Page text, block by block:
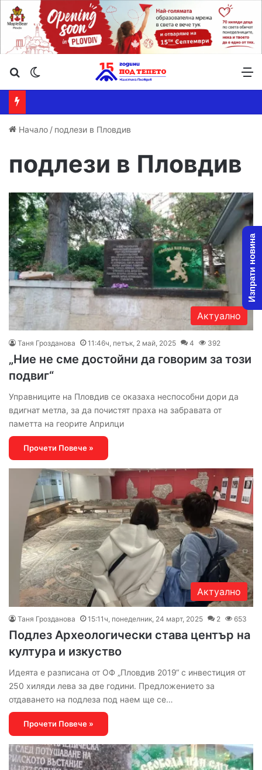
Търсене ...
Начало / подлези в Пловдив
подлези в Пловдив
Актуално
Таня Грозданова 11:46ч, петък, 2 май, 2025 4 392
„Ние не сме достойни да говорим за този
подвиг“
Управниците на Пловдив се оказаха неспособни дори да
вдигнат метла, за да почистят праха на забравата от
паметта на георите Априлци
Прочети Повече »
Актуално
Таня Грозданова 15:11ч, понеделник, 24 март, 2025 2 653
Подлез Археологически става център на
култура и изкуство
Идеята е разписана от ОФ „Пловдив 2019“ с инвестиция от
250 хиляди лева за две години. Предложението за
отдаването на подлеза под наем ще се…
Прочети Повече »
Изпрати новина